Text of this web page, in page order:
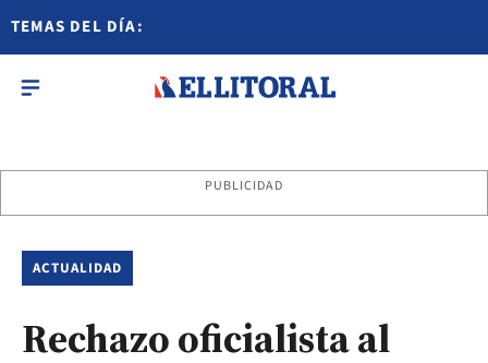
TEMAS DEL DÍA:
PUBLICIDAD
ACTUALIDAD
Rechazo oficialista al